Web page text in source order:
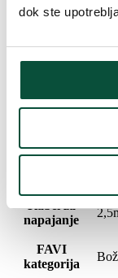
dok ste
1m
Broj LED
Kabel za
napajanje
FAVI
kategorija